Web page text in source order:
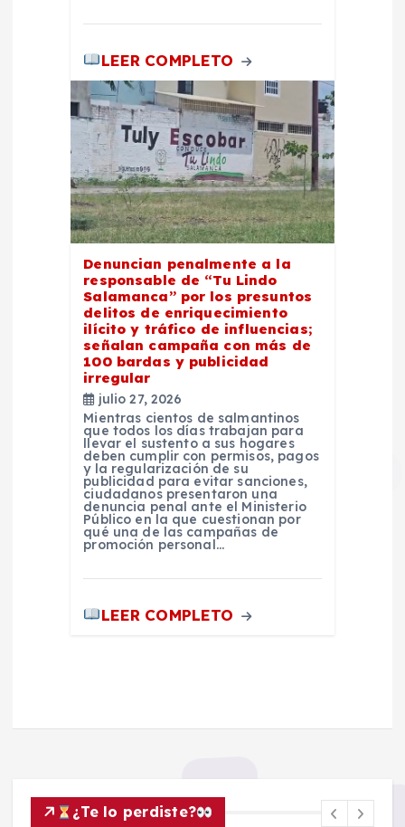
LEER COMPLETO
Denuncian penalmente a la
responsable de “Tu Lindo
Salamanca” por los presuntos
delitos de enriquecimiento
ilícito y tráfico de influencias;
señalan campaña con más de
100 bardas y publicidad
irregular
julio 27, 2026
Mientras cientos de salmantinos
que todos los días trabajan para
llevar el sustento a sus hogares
deben cumplir con permisos, pagos
y la regularización de su
publicidad para evitar sanciones,
ciudadanos presentaron una
denuncia penal ante el Ministerio
Público en la que cuestionan por
qué una de las campañas de
promoción personal…
LEER COMPLETO
¿Te lo perdiste?